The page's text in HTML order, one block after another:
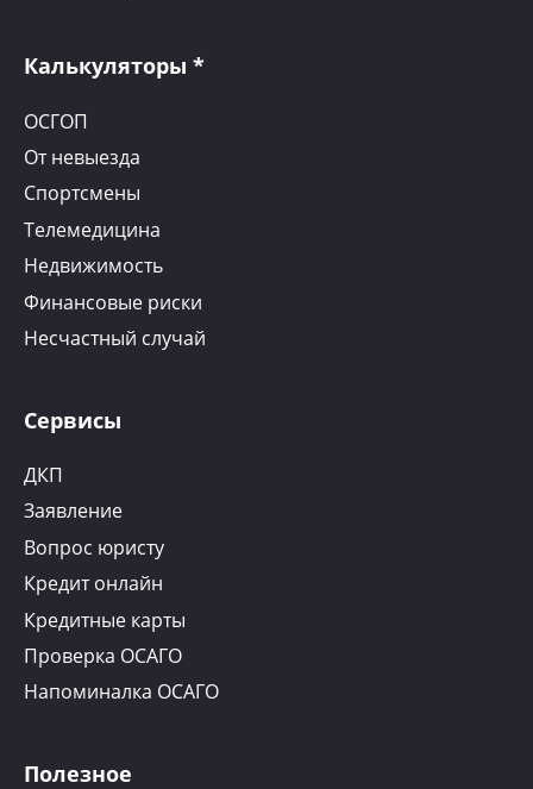
Калькуляторы *
ОСГОП
От невыезда
Спортсмены
Телемедицина
Недвижимость
Финансовые риски
Несчастный случай
Сервисы
ДКП
Заявление
Вопрос юристу
Кредит онлайн
Кредитные карты
Проверка ОСАГО
Напоминалка ОСАГО
Полезное